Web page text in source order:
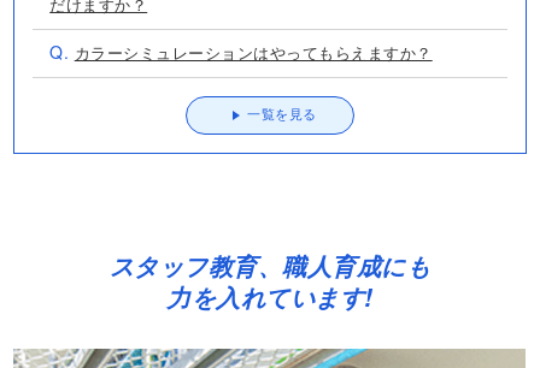
スタッフ教育、職人育成にも